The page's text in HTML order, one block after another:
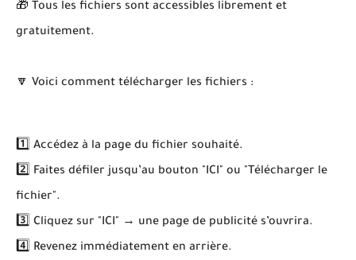
🎁 Tous les fichiers sont accessibles librement et
gratuitement.
🔽 Voici comment télécharger les fichiers :
1️⃣ Accédez à la page du fichier souhaité.
2️⃣ Faites défiler jusqu’au bouton "ICI" ou "Télécharger le
fichier".
3️⃣ Cliquez sur "ICI" → une page de publicité s’ouvrira.
4️⃣ Revenez immédiatement en arrière.